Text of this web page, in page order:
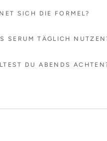
SICH DIE FORMEL?
SERUM TÄGLICH
DU ABENDS